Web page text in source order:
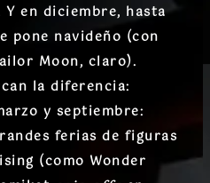
Y en diciembre, hasta
pone navideño (con
Moon, claro).
la diferencia:
y septiembre:
ferias de figuras
(como Wonder